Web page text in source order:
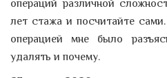
операций различной
лет стажа и посчитайте
операцией мне было
удалять и почему.